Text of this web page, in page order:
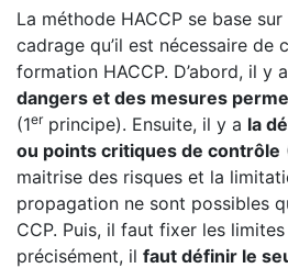
La méthode HACCP se base
cadrage qu’il est nécessaire de
formation HACCP. D’abord, il y a
dangers et des mesures
(1erprincipe). Ensuite, il y a la
ou points critiques de contrôle
maitrise des risques et la
propagation ne sont possibles
CCP. Puis, il faut fixer les limites
précisément, il faut définir le